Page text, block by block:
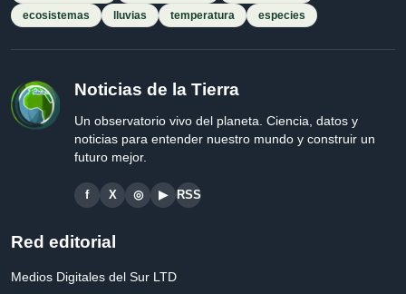
ecosistemas
lluvias temperatura especies
Noticias de la Tierra
Un observatorio vivo del planeta. Ciencia, datos y
noticias para entender nuestro mundo y construir un
futuro mejor.
f X ◎ ▶ RSS
Red editorial
Medios Digitales del Sur LTD